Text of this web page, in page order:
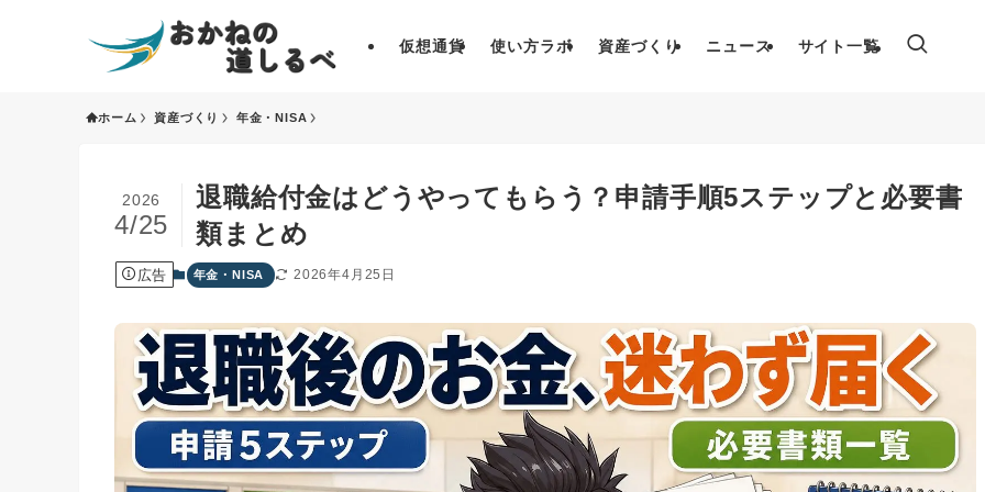
仮想通貨 使い方ラボ 資産づくり ニュース サイト一覧
ホーム 資産づくり 年金・NISA
退職給付金はどうやってもらう？申請手順5ステップと必要書
類まとめ
2026
4/25
広告 年金・NISA 2026年4月25日